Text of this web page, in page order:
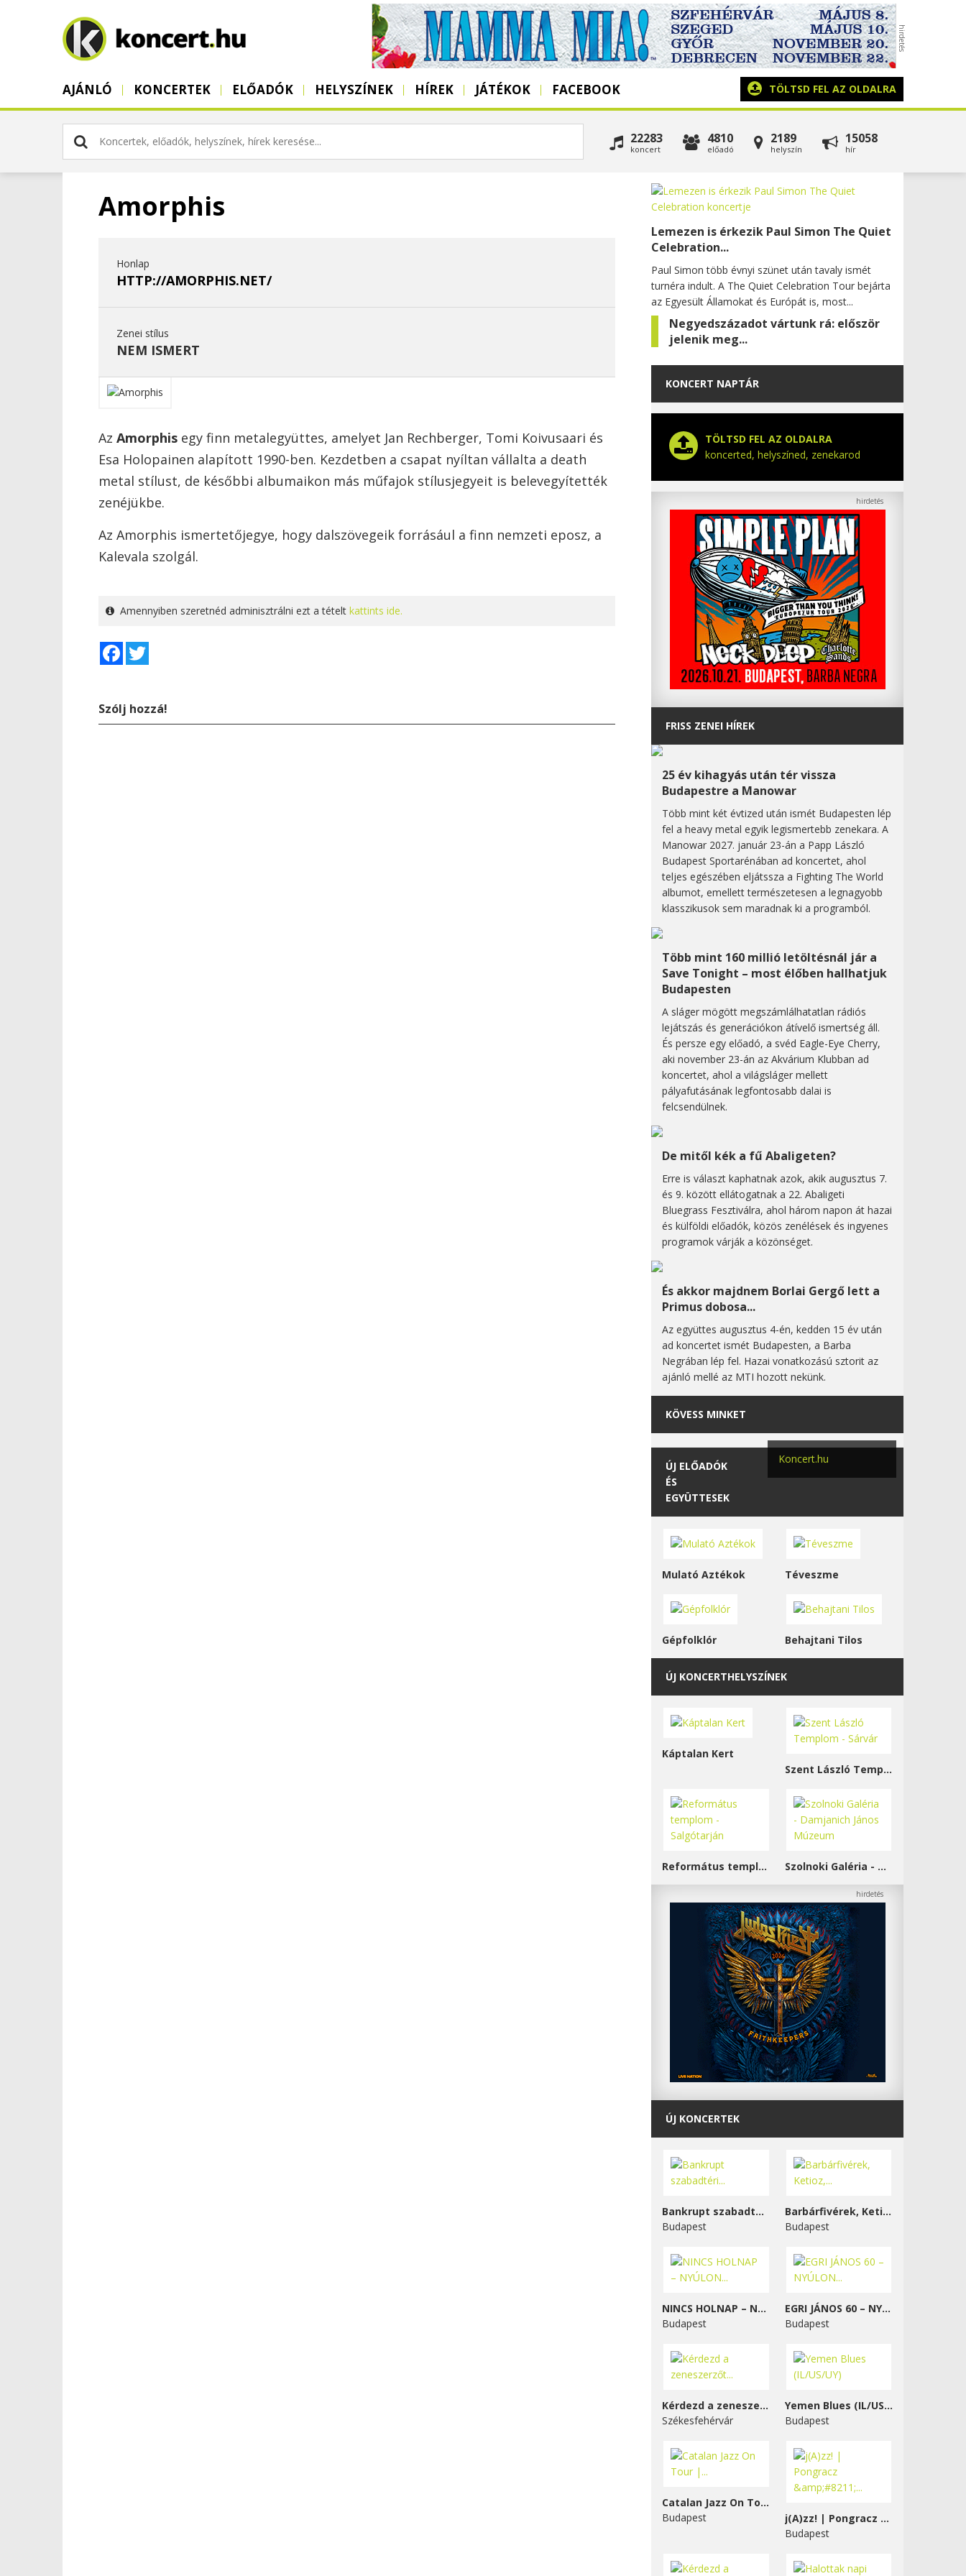
AJÁNLÓ KONCERTEK ELŐADÓK HELYSZÍNEK HÍREK JÁTÉKOK FACEBOOK TÖLTSD FEL AZ OLDALRA
22283
koncert
4810
előadó
2189
helyszín
15058
hír
Amorphis
Honlap
HTTP://AMORPHIS.NET/
Zenei stílus
NEM ISMERT
Az Amorphis egy finn metalegyüttes, amelyet Jan Rechberger, Tomi Koivusaari és
Esa Holopainen alapított 1990-ben. Kezdetben a csapat nyíltan vállalta a death
metal stílust, de későbbi albumaikon más műfajok stílusjegyeit is belevegyítették
zenéjükbe.
Az Amorphis ismertetőjegye, hogy dalszövegeik forrásául a finn nemzeti eposz, a
Kalevala szolgál.
Amennyiben szeretnéd adminisztrálni ezt a tételt kattints ide.
Facebook
Szólj hozzá!
Lemezen is érkezik Paul Simon The Quiet
Celebration...
Paul Simon több évnyi szünet után tavaly ismét
turnéra indult. A The Quiet Celebration Tour bejárta
az Egyesült Államokat és Európát is, most...
Negyedszázadot vártunk rá: először
jelenik meg...
KONCERT NAPTÁR
TÖLTSD FEL AZ OLDALRA
koncerted, helyszíned, zenekarod
FRISS ZENEI HÍREK
25 év kihagyás után tér vissza
Budapestre a Manowar
Több mint két évtized után ismét Budapesten lép
fel a heavy metal egyik legismertebb zenekara. A
Manowar 2027. január 23-án a Papp László
Budapest Sportarénában ad koncertet, ahol
teljes egészében eljátssza a Fighting The World
albumot, emellett természetesen a legnagyobb
klasszikusok sem maradnak ki a programból.
Több mint 160 millió letöltésnál jár a
Save Tonight – most élőben hallhatjuk
Budapesten
A sláger mögött megszámlálhatatlan rádiós
lejátszás és generációkon átívelő ismertség áll.
És persze egy előadó, a svéd Eagle-Eye Cherry,
aki november 23-án az Akvárium Klubban ad
koncertet, ahol a világsláger mellett
pályafutásának legfontosabb dalai is
felcsendülnek.
De mitől kék a fű Abaligeten?
Erre is választ kaphatnak azok, akik augusztus 7.
és 9. között ellátogatnak a 22. Abaligeti
Bluegrass Fesztiválra, ahol három napon át hazai
és külföldi előadók, közös zenélések és ingyenes
programok várják a közönséget.
És akkor majdnem Borlai Gergő lett a
Primus dobosa...
Az együttes augusztus 4-én, kedden 15 év után
ad koncertet ismét Budapesten, a Barba
Negrában lép fel. Hazai vonatkozású sztorit az
ajánló mellé az MTI hozott nekünk.
KÖVESS MINKET
Koncert.hu
ÚJ ELŐADÓK
ÉS
EGYÜTTESEK
Mulató Aztékok Téveszme
Gépfolklór Behajtani Tilos
ÚJ KONCERTHELYSZÍNEK
Káptalan Kert
Szent László Templom - Sárvár
Református templom - Salgótarján Szolnoki Galéria - Damjanich János Múzeum
ÚJ KONCERTEK
Bankrupt szabadtéri...
Budapest
Barbárfivérek, Ketioz,...
Budapest
NINCS HOLNAP – NYÚLON...
Budapest
EGRI JÁNOS 60 – NYÚLON...
Budapest
Kérdezd a zeneszerzőt...
Székesfehérvár
Yemen Blues (IL/US/UY)
Budapest
Catalan Jazz On Tour |...
Budapest
j(A)zz! | Pongracz &#8211;...
Budapest